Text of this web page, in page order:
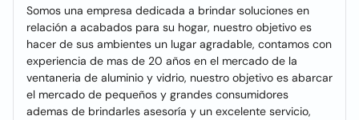
Somos una empresa dedicada a brindar soluciones en
relación a acabados para su hogar, nuestro objetivo es
hacer de sus ambientes un lugar agradable, contamos con
experiencia de mas de 20 años en el mercado de la
ventaneria de aluminio y vidrio, nuestro objetivo es abarcar
el mercado de pequeños y grandes consumidores
ademas de brindarles asesoría y un excelente servicio,